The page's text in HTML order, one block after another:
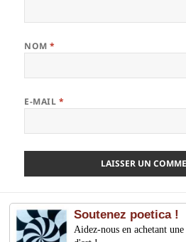
NOM*
E-MAIL *
Soutenez poetica !
Aidez-nous en achetant